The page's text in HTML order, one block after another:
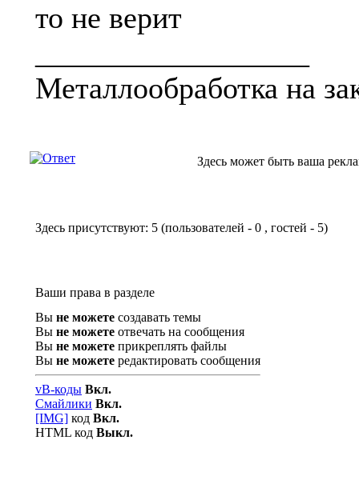
то не верит
Металлообработка на
Здесь может быть ваша
Здесь присутствуют: 5 (пользователей - 0 , гостей - 5)
Ваши права в разделе
Вы не можете создавать темы
Вы не можете отвечать на сообщения
Вы не можете прикреплять файлы
Вы не можете редактировать сообщения
vB-коды Вкл.
Смайлики Вкл.
[IMG] код Вкл.
HTML код Выкл.